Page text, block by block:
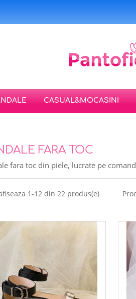
CASUAL&MOCASINI
FARA TOC
fara toc din piele, lucrate pe
1-12 din 22 produs(e)